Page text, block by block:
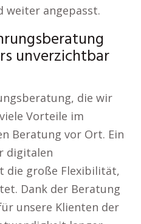
weiter angepasst.
unverzichtbar
die wir
Vorteile im
Beratung vor Ort. Ein
digitalen
die große Flexibilität,
Dank der Beratung
unsere Klienten der